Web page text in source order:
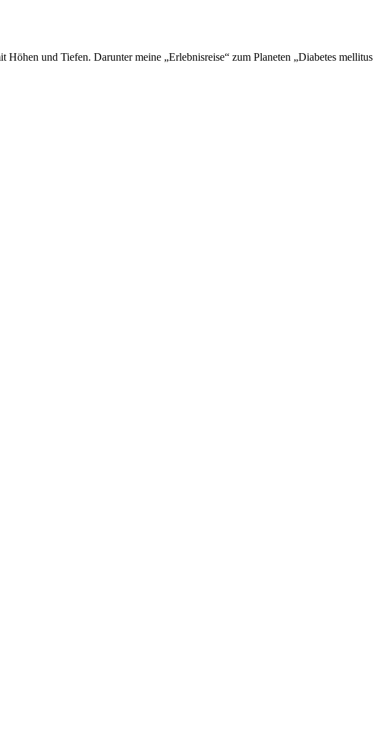
und Tiefen. Darunter meine „Erlebnisreise“ zum Planeten „Diabetes mellitus